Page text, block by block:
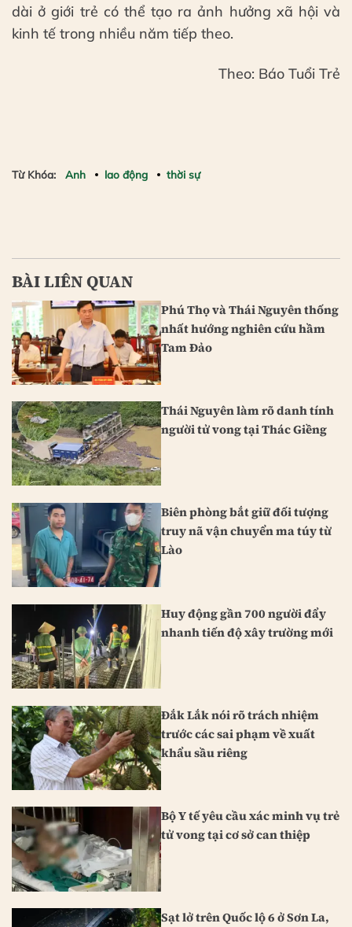
dài ở giới trẻ có thể tạo ra ảnh hưởng xã hội và
kinh tế trong nhiều năm tiếp theo.
Theo: Báo Tuổi Trẻ
Từ Khóa: Anh lao động thời sự
BÀI LIÊN QUAN
Phú Thọ và Thái Nguyên thống
nhất hướng nghiên cứu hầm
Tam Đảo
Thái Nguyên làm rõ danh tính
người tử vong tại Thác Giềng
Biên phòng bắt giữ đối tượng
truy nã vận chuyển ma túy từ
Lào
Huy động gần 700 người đẩy
nhanh tiến độ xây trường mới
Đắk Lắk nói rõ trách nhiệm
trước các sai phạm về xuất
khẩu sầu riêng
Bộ Y tế yêu cầu xác minh vụ trẻ
tử vong tại cơ sở can thiệp
Sạt lở trên Quốc lộ 6 ở Sơn La,